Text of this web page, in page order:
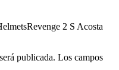
2 S Acosta
publicada. Los campos